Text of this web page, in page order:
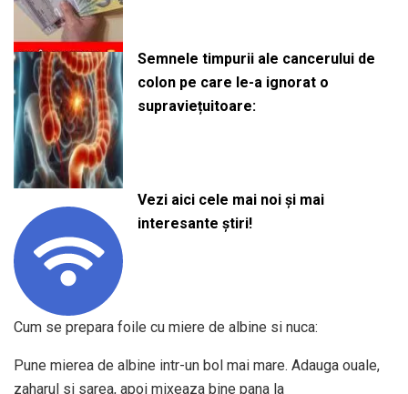
Semnele timpurii ale cancerului de
colon pe care le-a ignorat o
supraviețuitoare:
Vezi aici cele mai noi și mai
interesante știri!
Cum se prepara foile cu miere de albine si nuca:
Pune mierea de albine intr-un bol mai mare. Adauga ouale,
zaharul si sarea, apoi mixeaza bine pana la